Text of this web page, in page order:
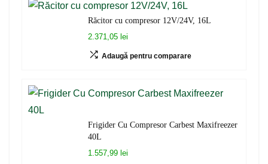
Răcitor cu compresor 12V/24V, 16L
2.371,05 lei
Adaugă pentru comparare
Frigider Cu Compresor Carbest Maxifreezer
40L
1.557,99 lei